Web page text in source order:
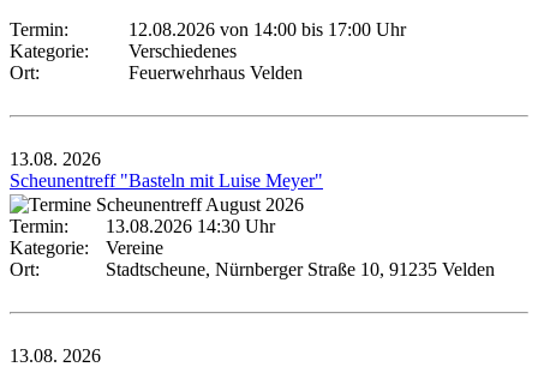
Termin:
12.08.2026 von 14:00 bis 17:00 Uhr
Kategorie:
Verschiedenes
Ort:
Feuerwehrhaus Velden
13.08. 2026
Scheunentreff "Basteln mit Luise Meyer"
Termin:
13.08.2026 14:30 Uhr
Kategorie:
Vereine
Ort:
Stadtscheune, Nürnberger Straße 10, 91235 Velden
13.08. 2026